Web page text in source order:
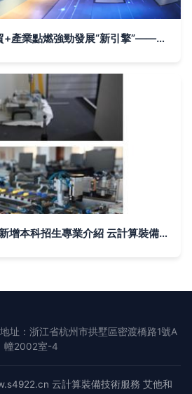
八角灣畔聽貿聲 | 自貿+產業點燃強勁發展“新引擎”——煙臺自貿區成立兩周年綜述④
大連民族大學2021年新增本科招生專業介紹 云計算裝備技術服務
地址：浙江省杭州市拱墅區密渡橋路1號A
幢2002室-4
云計算裝備技術服務 艾他和